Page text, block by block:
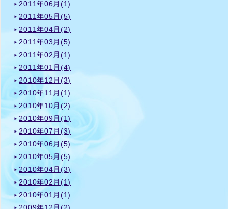
2011年06月(1)
2011年05月(5)
2011年04月(2)
2011年03月(5)
2011年02月(1)
2011年01月(4)
2010年12月(3)
2010年11月(1)
2010年10月(2)
2010年09月(1)
2010年07月(3)
2010年06月(5)
2010年05月(5)
2010年04月(3)
2010年02月(1)
2010年01月(1)